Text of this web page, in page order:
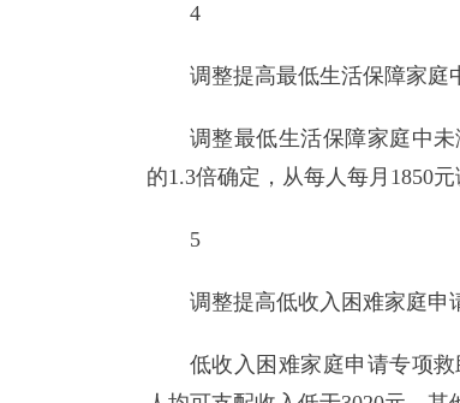
4
调整提高最低生活保障家庭
调整最低生活保障家庭中
的1.3倍确定，从每人每月1850元
5
调整提高低收入困难家庭申
低收入困难家庭申请专项